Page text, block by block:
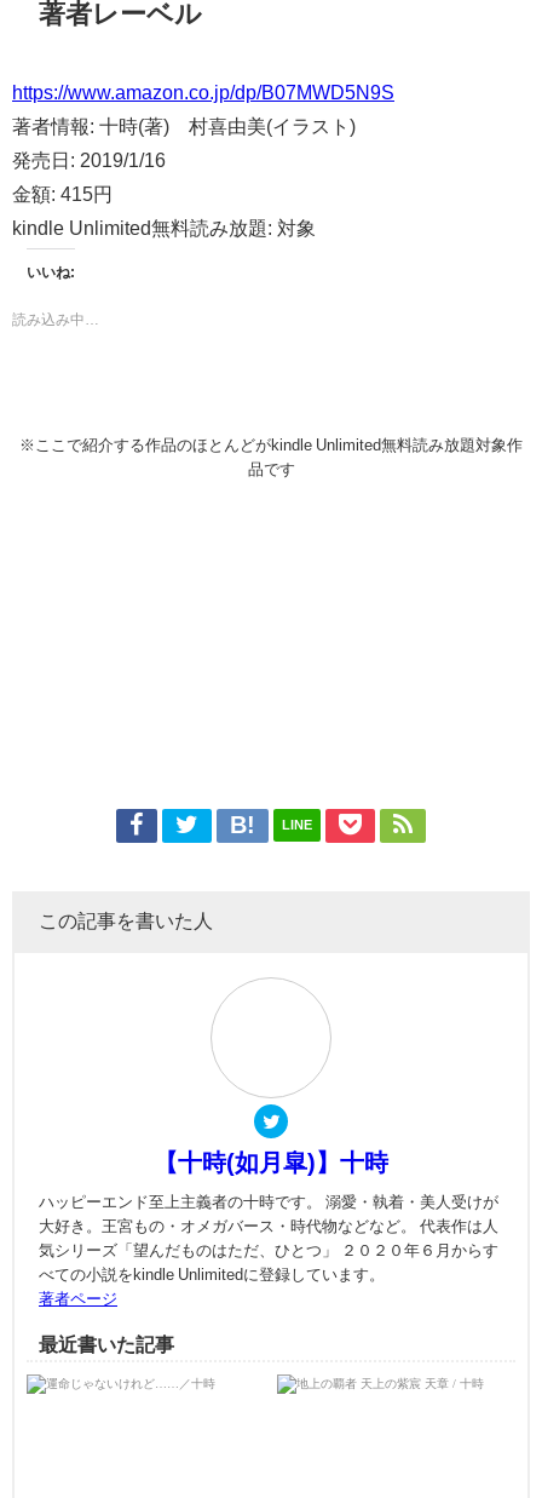
著者レーベル
https://www.amazon.co.jp/dp/B07MWD5N9S
著者情報: 十時(著) 村喜由美(イラスト)
発売日: 2019/1/16
金額: 415円
kindle Unlimited無料読み放題: 対象
いいね:
読み込み中…
※ここで紹介する作品のほとんどがkindle Unlimited無料読み放題対象作
品です
LINE
この記事を書いた人
【十時(如月皐)】十時
ハッピーエンド至上主義者の十時です。 溺愛・執着・美人受けが
大好き。王宮もの・オメガバース・時代物などなど。 代表作は人
気シリーズ「望んだものはただ、ひとつ」 ２０２０年６月からす
べての小説をkindle Unlimitedに登録しています。
著者ページ
最近書いた記事